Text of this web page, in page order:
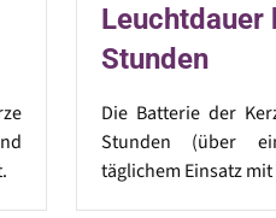
Leuchtdauer
Stunden
Die Batterie der
Stunden (über
täglichem Einsatz